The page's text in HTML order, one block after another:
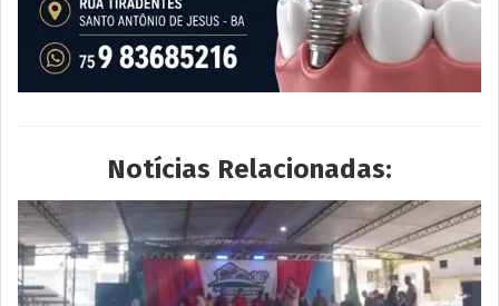
Notícias Relacionadas: